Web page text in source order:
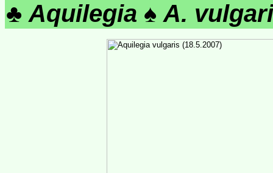
♣ Aquilegia ♠ A.